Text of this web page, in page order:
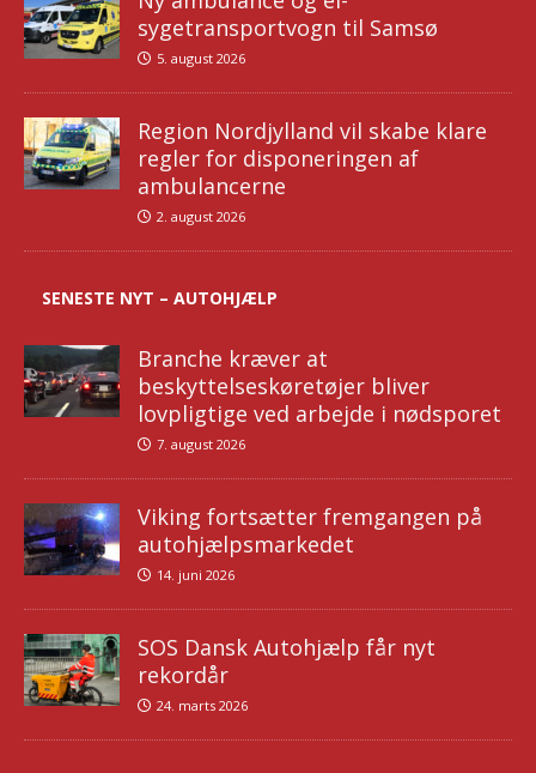
sygetransportvogn til Samsø
5. august 2026
Region Nordjylland vil skabe klare
regler for disponeringen af
ambulancerne
2. august 2026
SENESTE NYT – AUTOHJÆLP
Branche kræver at
beskyttelseskøretøjer bliver
lovpligtige ved arbejde i nødsporet
7. august 2026
Viking fortsætter fremgangen på
autohjælpsmarkedet
14. juni 2026
SOS Dansk Autohjælp får nyt
rekordår
24. marts 2026